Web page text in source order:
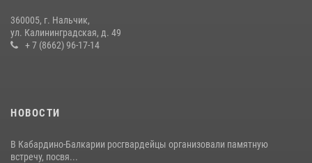
НАЧАЛЬНИК УПРАВЛЕНИЯ РОСГВАРДИИ ПО КАБАРДИНО-
БАЛКАРСКОЙ РЕСПУБЛИКЕ ПРОВЕДЕТ ПРИЕМ ГРАЖДАН
360005, г. Нальчик,
ул. Калининградская, д. 49
+ 7 (8662) 96-17-14
НОВОСТИ
В Кабардино-Балкарии росгвардейцы организовали памятную
встречу, посвя...